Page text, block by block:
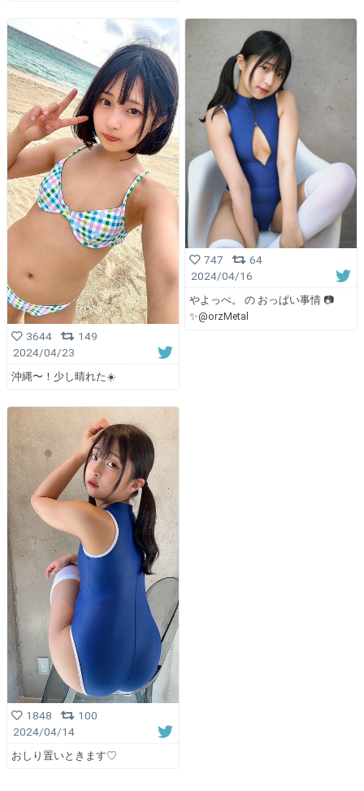
3644
149
2024/04/23
沖縄〜！少し晴れた☀️
747
64
2024/04/16
やよっぺ。 の おっぱい事情 📷
✨@orzMetal
1848
100
2024/04/14
おしり置いときます♡